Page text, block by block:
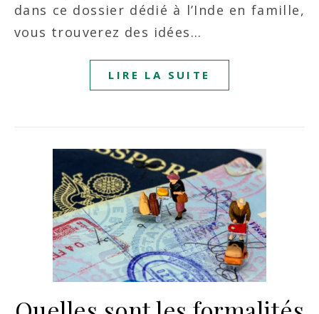
dans ce dossier dédié à l’Inde en famille,
vous trouverez des idées…
LIRE LA SUITE